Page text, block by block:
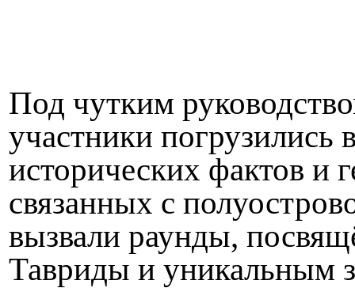
Под чутким
участники погрузились
исторических фактов и
связанных с
вызвали раунды,
Тавриды и уникальным